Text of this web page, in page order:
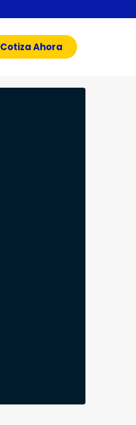
Cotiza Ahora